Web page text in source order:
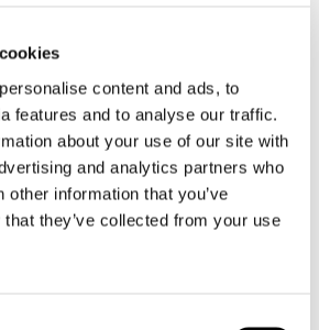
content and ads, to
features and to analyse our traffic.
about your use of our site with
and analytics partners who
other information that you’ve
they’ve collected from your use